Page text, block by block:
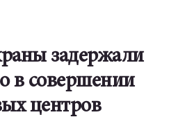
задержали
в совершении
центров